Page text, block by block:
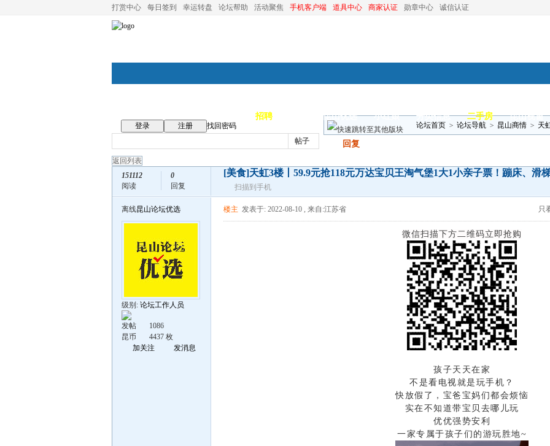
打赏中心 每日签到 幸运转盘 论坛帮助 活动聚焦 手机客户端 道具中心 商家认证 勋章中心 诚信认证
招聘 昆山优选 小红娘 分类信息 二手房 昆山视窗
登录 注册
找回密码
帖子
论坛首页 > 论坛导航 > 昆山商情 > 天
回复
返回列表
151112
阅读
0
回复
[美食]天虹3楼丨59.9元抢118元万达宝贝王淘气堡1大1小亲子票！蹦床、滑
扫描到手机
离线昆山论坛优选
级别: 论坛工作人员
发帖
1086
昆币
4437 枚
加关注
发消息
只
楼主 发表于: 2022-08-10 , 来自:江苏省
微信扫描下方二维码立即抢购
孩子天天在家
不是看电视就是玩手机？
快放假了，宝爸宝妈们都会烦恼
实在不知道带宝贝去哪儿玩
优优强势安利
一家专属于孩子们的游玩胜地~